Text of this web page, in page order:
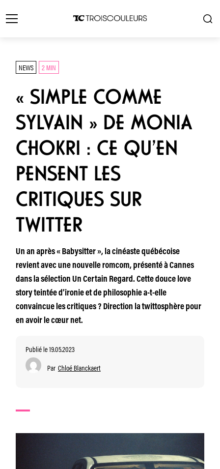
NEWS 2 MIN
« SIMPLE COMME
SYLVAIN » DE MONIA
CHOKRI : CE QU’EN
PENSENT LES
CRITIQUES SUR
TWITTER
Un an après « Babysitter », la cinéaste québécoise
revient avec une nouvelle romcom, présenté à Cannes
dans la sélection Un Certain Regard. Cette douce love
story teintée d’ironie et de philosophie a-t-elle
convaincue les critiques ? Direction la twittosphère pour
en avoir le cœur net.
Publié le 19.05.2023
Par Chloé Blanckaert